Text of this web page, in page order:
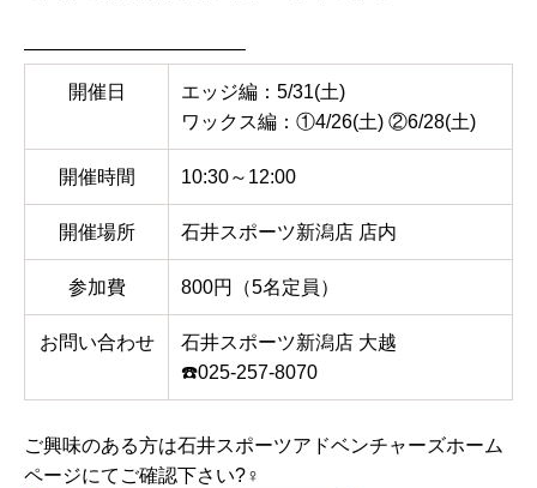
———————————–
開催日
エッジ編：5/31(土)
ワックス編：①4/26(土) ②6/28(土)
開催時間 10:30～12:00
開催場所 石井スポーツ新潟店 店内
参加費 800円（5名定員）
お問い合わせ
石井スポーツ新潟店 大越
☎️025-257-8070
ご興味のある方は石井スポーツアドベンチャーズホーム
ページにてご確認下さい?‍♀️